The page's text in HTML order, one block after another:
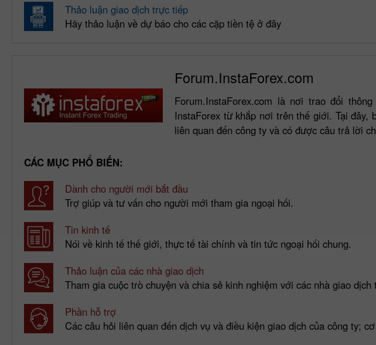
Thảo luận giao dịch trực tiếp
Hãy thảo luận về dự báo cho các cặp tiền tệ ở đây
Forum.InstaForex.com
Forum.InstaForex.com là nơi trao đổi
InstaForex từ khắp nơi trên thế giới. Tại
liên quan đến công ty và có được câu trả lời
CÁC MỤC PHỔ BIẾN:
Dành cho người mới bắt đầu
Trợ giúp và tư vấn cho người mới tham gia ngoại hối.
Tin kinh tế
Nói về kinh tế thế giới, thực tế tài chính và tin tức ngoại hối chung.
Thảo luận của các nhà giao dịch
Tham gia cuộc trò chuyện và chia sẻ kinh nghiệm với các nhà giao dịch
Phần hỗ trợ
Các câu hỏi liên quan đến dịch vụ và điều kiện giao dịch của công ty;